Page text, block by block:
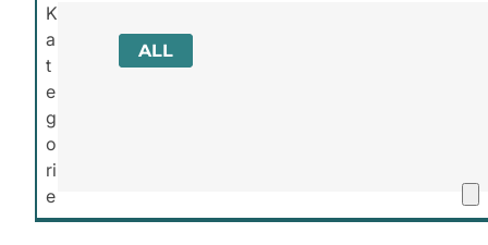
K
a
t
e
g
o
ri
e
ALL